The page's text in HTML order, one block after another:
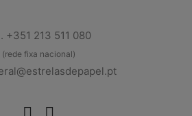
+351 213 511 080
(rede fixa nacional)